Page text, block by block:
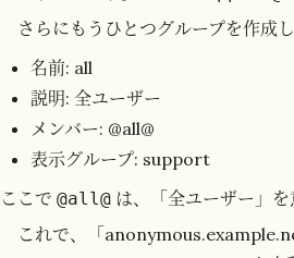
さらにもうひとつグループを作成し
名前: all
説明: 全ユーザー
メンバー: @all@
表示グループ: support
ここで@all@ は、「全ユーザー」を
これで、「